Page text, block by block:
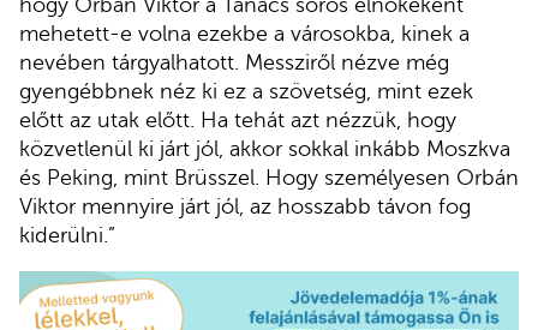
mehetett-e volna ezekbe a városokba, kinek a
nevében tárgyalhatott. Messziről nézve még
gyengébbnek néz ki ez a szövetség, mint ezek
előtt az utak előtt. Ha tehát azt nézzük, hogy
közvetlenül ki járt jól, akkor sokkal inkább Moszkva
és Peking, mint Brüsszel. Hogy személyesen Orbán
Viktor mennyire járt jól, az hosszabb távon fog
kiderülni.”